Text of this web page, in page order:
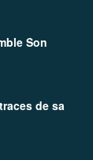
Son
de sa